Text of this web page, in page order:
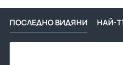
ПОСЛЕДНО ВИДЯНИ НАЙ-